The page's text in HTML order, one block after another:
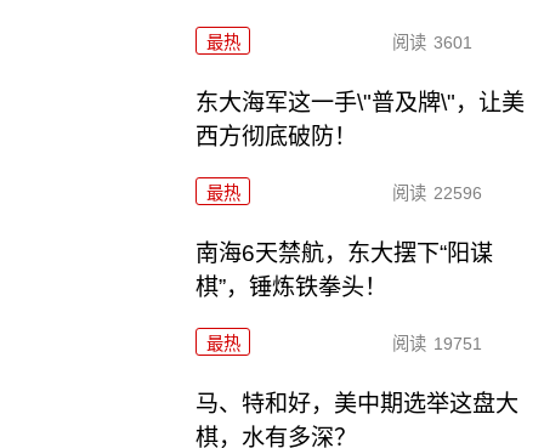
最热 阅读 3601
东大海军这一手\"普及牌\"，让美
西方彻底破防！
最热 阅读 22596
南海6天禁航，东大摆下“阳谋
棋”，锤炼铁拳头！
最热 阅读 19751
马、特和好，美中期选举这盘大
棋，水有多深？